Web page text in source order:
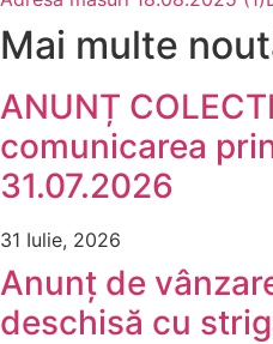
Mai multe
ANUNȚ
comunicarea
31.07.2026
31 Iulie, 2026
Anunț de
deschisă cu